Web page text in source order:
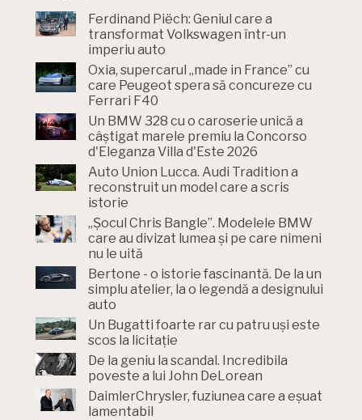
Ferdinand Piëch: Geniul care a
transformat Volkswagen într-un
imperiu auto
Oxia, supercarul „made in France” cu
care Peugeot spera să concureze cu
Ferrari F40
Un BMW 328 cu o caroserie unică a
câștigat marele premiu la Concorso
d'Eleganza Villa d'Este 2026
Auto Union Lucca. Audi Tradition a
reconstruit un model care a scris
istorie
„Șocul Chris Bangle”. Modelele BMW
care au divizat lumea și pe care nimeni
nu le uită
Bertone - o istorie fascinantă. De la un
simplu atelier, la o legendă a designului
auto
Un Bugatti foarte rar cu patru uși este
scos la licitație
De la geniu la scandal. Incredibila
poveste a lui John DeLorean
DaimlerChrysler, fuziunea care a eșuat
lamentabil